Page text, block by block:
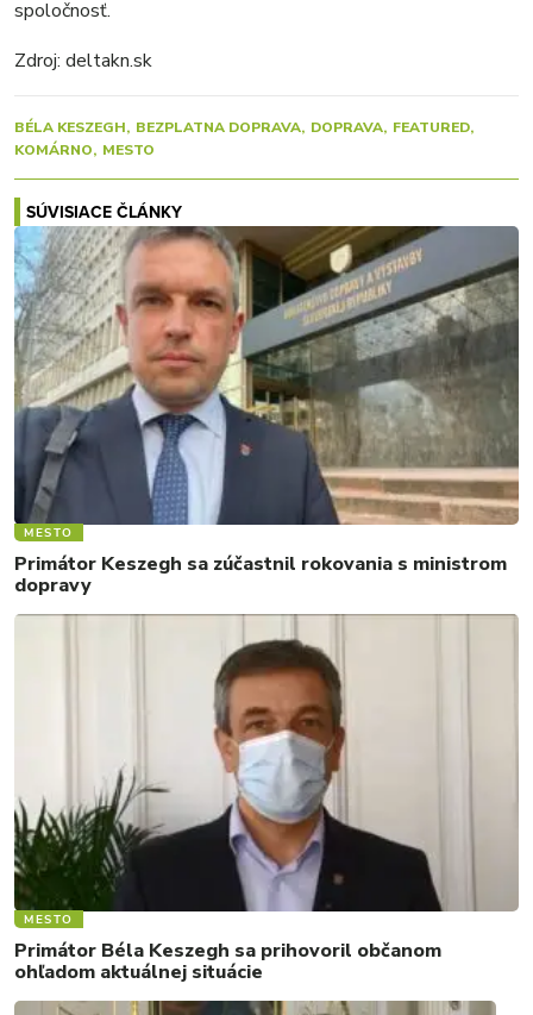
spoločnosť.
Zdroj: deltakn.sk
BÉLA KESZEGH BEZPLATNA DOPRAVA DOPRAVA FEATURED
KOMÁRNO
MESTO
SÚVISIACE ČLÁNKY
MESTO
Primátor Keszegh sa zúčastnil rokovania s ministrom
dopravy
MESTO
Primátor Béla Keszegh sa prihovoril občanom
ohľadom aktuálnej situácie